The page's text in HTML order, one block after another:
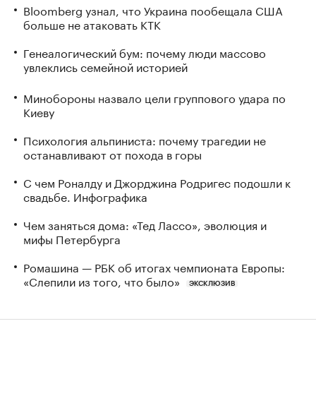
Bloomberg узнал, что Украина пообещала США
больше не атаковать КТК
Генеалогический бум: почему люди массово
увлеклись семейной историей
Минобороны назвало цели группового удара по
Киеву
Психология альпиниста: почему трагедии не
останавливают от похода в горы
С чем Роналду и Джорджина Родригес подошли к
свадьбе. Инфографика
Чем заняться дома: «Тед Лассо», эволюция и
мифы Петербурга
Ромашина — РБК об итогах чемпионата Европы:
«Слепили из того, что было»
ЭКСКЛЮЗИВ